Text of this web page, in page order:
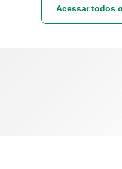
Acessar todos